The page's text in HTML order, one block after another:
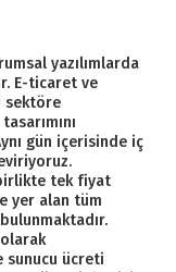
yazılımlarda
E-ticaret ve
sektöre
gün içerisinde iç
tek fiyat
yer alan tüm
sunucu ücreti